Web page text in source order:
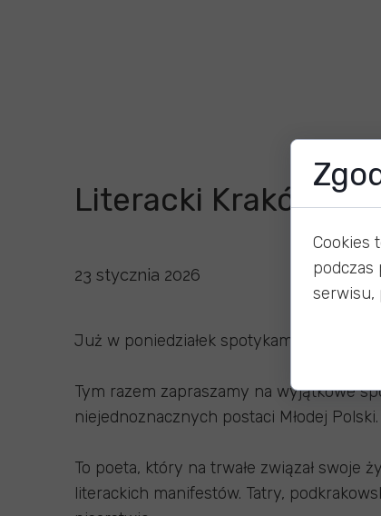
Literacki Kraków -
23 stycznia 2026
Już w poniedziałek spotykamy się
Tym razem zapraszamy na wyjątkowe
niejednoznacznych postaci Młodej Polski.
To poeta, który na trwałe związał swoje
literackich manifestów. Tatry,
Cookies
podczas
serwisu,